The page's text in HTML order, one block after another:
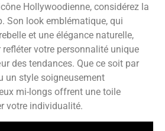
Hollywoodienne, considérez la
Son look emblématique, qui
et une élégance naturelle,
votre personnalité unique
des tendances. Que ce soit par
un style soigneusement
mi-longs offrent une toile
votre individualité.